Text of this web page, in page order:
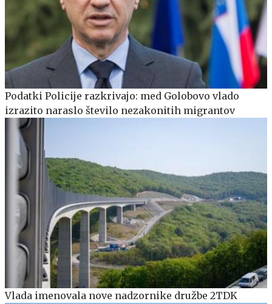
Podatki Policije razkrivajo: med Golobovo vlado
izrazito naraslo število nezakonitih migrantov
Vlada imenovala nove nadzornike družbe 2TDK